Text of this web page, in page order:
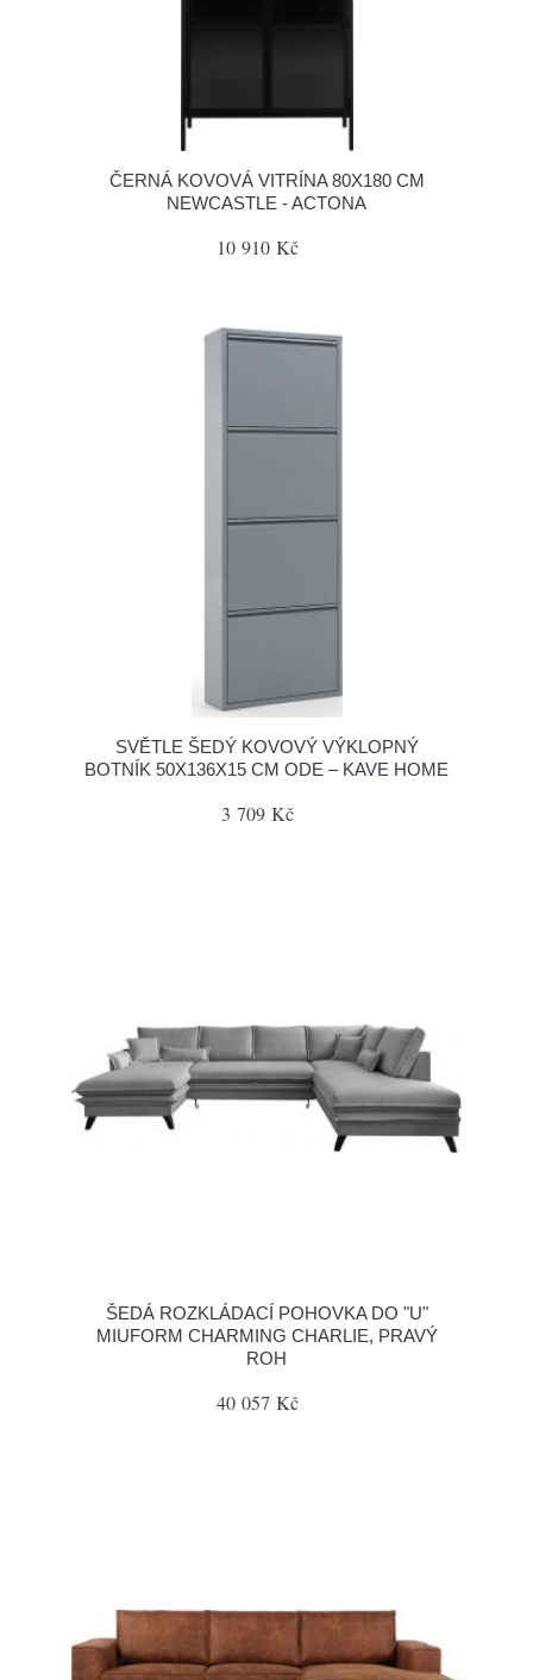
ČERNÁ KOVOVÁ VITRÍNA 80X180 CM
NEWCASTLE - ACTONA
10 910 Kč
SVĚTLE ŠEDÝ KOVOVÝ VÝKLOPNÝ
BOTNÍK 50X136X15 CM ODE – KAVE HOME
3 709 Kč
ŠEDÁ ROZKLÁDACÍ POHOVKA DO "U"
MIUFORM CHARMING CHARLIE, PRAVÝ
ROH
40 057 Kč